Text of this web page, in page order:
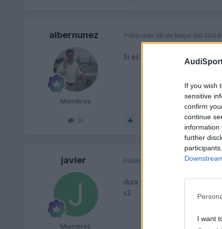
If you wish
sensitive
confirm
continue
information
further
I want
albernunez
Miembros
3k
Publicado 28 de Mayo del 2004
Si es que al margen del
javier
Miembros
Publicado 28 de Mayo del 2004
dura y directa, pero muy
s2